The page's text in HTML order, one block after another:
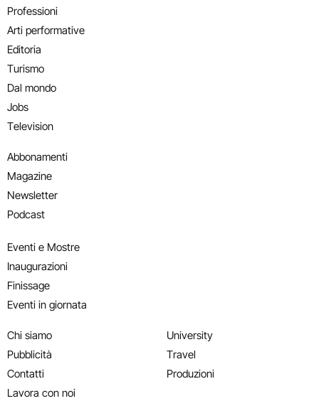
Professioni
Arti performative
Editoria
Turismo
Dal mondo
Jobs
Television
Abbonamenti
Magazine
Newsletter
Podcast
Eventi e Mostre
Inaugurazioni
Finissage
Eventi in giornata
Chi siamo
Pubblicità
Contatti
Lavora con noi
University
Travel
Produzioni